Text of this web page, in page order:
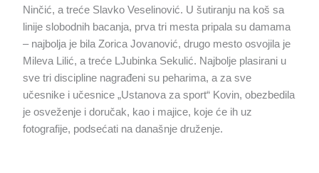
Ninčić, a treće Slavko Veselinović. U šutiranju na koš sa
linije slobodnih bacanja, prva tri mesta pripala su damama
– najbolja je bila Zorica Jovanović, drugo mesto osvojila je
Mileva Lilić, a treće LJubinka Sekulić. Najbolje plasirani u
sve tri discipline nagrađeni su peharima, a za sve
učesnike i učesnice „Ustanova za sport“ Kovin, obezbedila
je osveženje i doručak, kao i majice, koje će ih uz
fotografije, podsećati na današnje druženje.